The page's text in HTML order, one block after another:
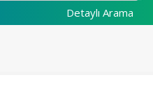
Detaylı Arama